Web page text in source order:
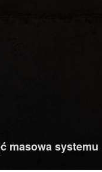
masowa systemu